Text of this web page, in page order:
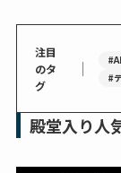
注目
のタ
グ
｜ #AI
#
殿堂入り人